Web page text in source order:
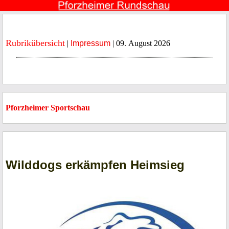
Rubrikübersicht | Impressum | 09. August 2026
Pforzheimer Sportschau
Wilddogs erkämpfen Heimsieg